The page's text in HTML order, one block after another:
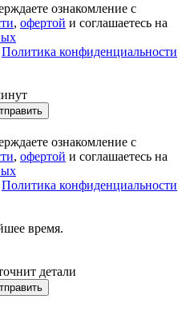
ознакомление с
, офертой и соглашаетесь на
Политика конфиденциальности
ознакомление с
, офертой и соглашаетесь на
Политика конфиденциальности
время.
детали